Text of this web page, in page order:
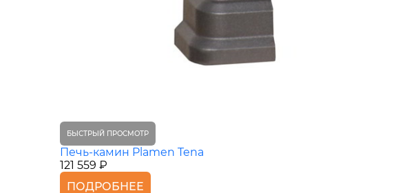
БЫСТРЫЙ ПРОСМОТР
Печь-камин Plamen Tena
121 559 ₽
ПОДРОБНЕЕ